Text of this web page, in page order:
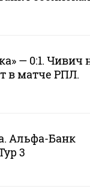
— 0:1. Чивич
в матче РПЛ.
Альфа-Банк
3